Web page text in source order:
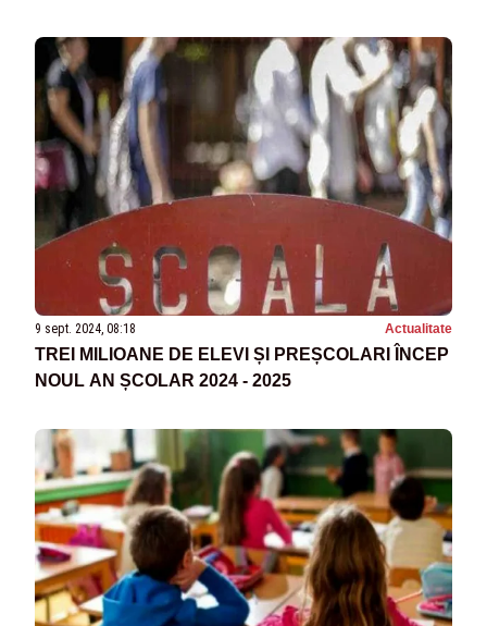
9 sept. 2024, 08:18 Actualitate
TREI MILIOANE DE ELEVI ȘI PREȘCOLARI ÎNCEP
NOUL AN ȘCOLAR 2024 - 2025